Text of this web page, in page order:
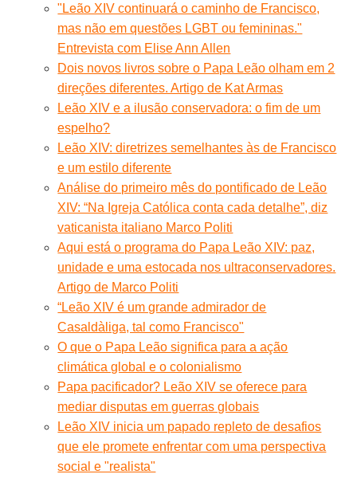
"Leão XIV continuará o caminho de Francisco,
mas não em questões LGBT ou femininas."
Entrevista com Elise Ann Allen
Dois novos livros sobre o Papa Leão olham em 2
direções diferentes. Artigo de Kat Armas
Leão XIV e a ilusão conservadora: o fim de um
espelho?
Leão XIV: diretrizes semelhantes às de Francisco
e um estilo diferente
Análise do primeiro mês do pontificado de Leão
XIV: “Na Igreja Católica conta cada detalhe”, diz
vaticanista italiano Marco Politi
Aqui está o programa do Papa Leão XIV: paz,
unidade e uma estocada nos ultraconservadores.
Artigo de Marco Politi
“Leão XIV é um grande admirador de
Casaldàliga, tal como Francisco"
O que o Papa Leão significa para a ação
climática global e o colonialismo
Papa pacificador? Leão XIV se oferece para
mediar disputas em guerras globais
Leão XIV inicia um papado repleto de desafios
que ele promete enfrentar com uma perspectiva
social e "realista"